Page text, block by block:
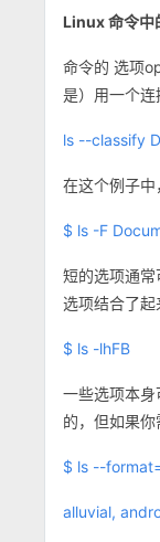
Linux 命令中
命令的 选项
是）用一个连
ls --classify
在这个例子
$ ls -F
短的选项通
选项结合了起
$ ls -lhFB
一些选项本
的，但如果
$ ls --
alluvial,